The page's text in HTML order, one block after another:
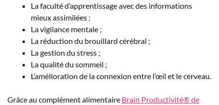
La faculté d’apprentissage avec des informations
mieux assimilées ;
La vigilance mentale ;
La réduction du brouillard cérébral ;
La gestion du stress ;
La qualité du sommeil ;
L’amélioration de la connexion entre l’œil et le cerveau.
Grâce au complément alimentaire Brain Productivité® de